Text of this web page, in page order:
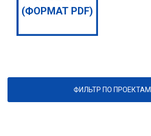
(ФОРМАТ PDF)
ФИЛЬТР ПО ПРОЕКТАМ